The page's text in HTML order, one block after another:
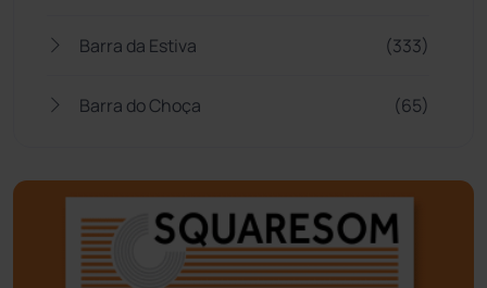
Barra da Estiva (333)
Barra do Choça (65)
Bom Jesus da Lapa (510)